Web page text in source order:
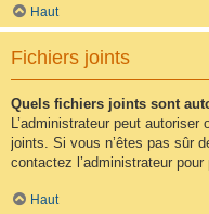
Haut
Fichiers joints
Quels fichiers joints sont
L’administrateur peut
joints. Si vous n’êtes pas sûr
contactez l’administrateur pour
Haut